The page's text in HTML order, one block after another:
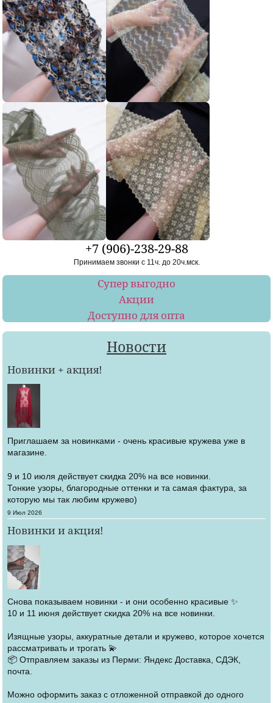
+7 (906)-238-29-88
Принимаем звонки с 11ч. до 20ч.мск.
Супер выгодно
Акции
Доступно для опта
Новости
Новинки + акция!
Приглашаем за новинками - очень красивые кружева уже в
магазине.
9 и 10 июля действует скидка 20% на все новинки.
Тонкие узоры, благородные оттенки и та самая фактура, за
которую мы так любим кружево)
Создано
9 Июл 2026
Новинки и акция!
Снова показываем новинки - и они особенно красивые ✨
10 и 11 июня действует скидка 20% на все новинки.
Изящные узоры, аккуратные детали и кружево, которое хочется
рассматривать и трогать 💫
📦 Отправляем заказы из Перми: Яндекс Доставка, СДЭК,
почта.
Можно оформить заказ с отложенной отправкой до одного